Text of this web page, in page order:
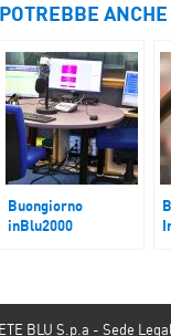
POTREBBE
Buongiorno
inBlu2000
BLU S.p.a - Sede